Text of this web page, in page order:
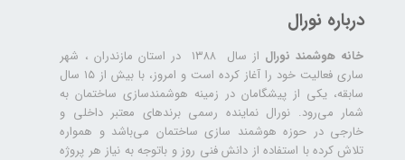
درباره نورال
خانه هوشمند نورال
از سال ۱۳۸۸ در استان مازندران ، شهر
ساری فعالیت خود را آغاز کرده است و امروز، با بیش از ۱۵ سال
سابقه، یکی از پیشگامان در زمینه هوشمندسازی ساختمان به
شمار می‌رود. نورال نماینده رسمی برندهای معتبر داخلی و
خارجی در حوزه هوشمند سازی ساختمان می‌باشد و همواره
تلاش کرده با استفاده از دانش فنی روز و باتوجه به نیاز هر پروژه